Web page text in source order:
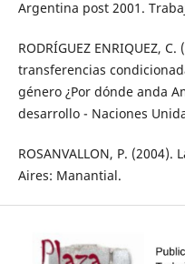
Argentina post 2001.
RODRÍGUEZ ENRIQUEZ,
transferencias
género ¿Por dónde anda
desarrollo - Naciones
ROSANVALLON, P.
Aires: Manantial.